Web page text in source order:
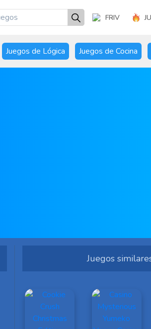
FRIV
Juegos de Lógica Juegos de Cocina
Juegos